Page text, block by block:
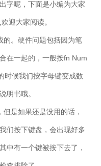
字呢，下面是小编为大家
迎大家阅读。
的。硬件问题包括因为笔
在一起的，一般按fn Num
时候我们按字母键变成数
明书哦。
是如果还是没用的话，
们按下键盘，会出现好多
中有一个键被按下去了，